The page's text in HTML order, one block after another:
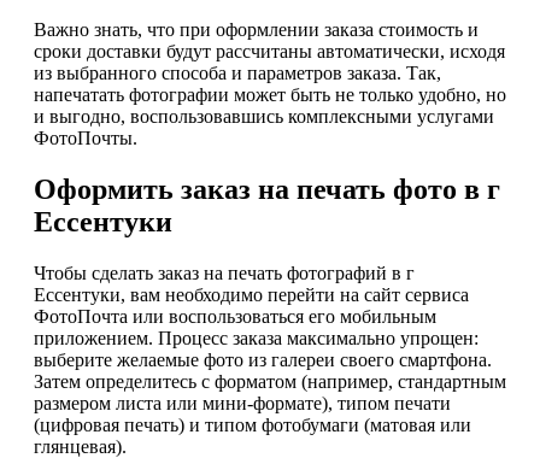
Важно знать, что при оформлении заказа стоимость и
сроки доставки будут рассчитаны автоматически, исходя
из выбранного способа и параметров заказа. Так,
напечатать фотографии может быть не только удобно, но
и выгодно, воспользовавшись комплексными услугами
ФотоПочты.
Оформить заказ на печать фото в г
Ессентуки
Чтобы сделать заказ на печать фотографий в г
Ессентуки, вам необходимо перейти на сайт сервиса
ФотоПочта или воспользоваться его мобильным
приложением. Процесс заказа максимально упрощен:
выберите желаемые фото из галереи своего смартфона.
Затем определитесь с форматом (например, стандартным
размером листа или мини-формате), типом печати
(цифровая печать) и типом фотобумаги (матовая или
глянцевая).